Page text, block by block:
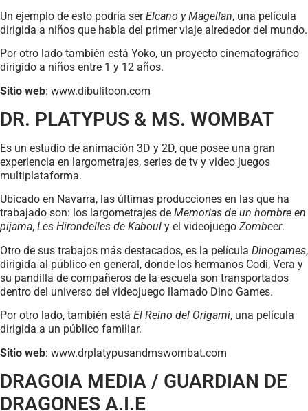
Un ejemplo de esto podría serElcano y Magellan, una película
dirigida a niños que habla del primer viaje alrededor del mundo.
Por otro lado también está Yoko, un proyecto cinematográfico
dirigido a niños entre 1 y 12 años.
Sitio web: www.dibulitoon.com
DR. PLATYPUS & MS. WOMBAT
Es un estudio de animación 3D y 2D, que posee una gran
experiencia en largometrajes, series de tv y video juegos
multiplataforma.
Ubicado en Navarra, las últimas producciones en las que ha
trabajado son: los largometrajes de Memorias de un hombre en
pijama, Les Hirondelles de Kaboul y el videojuego Zombeer.
Otro de sus trabajos más destacados, es la película Dinogames,
dirigida al público en general, donde los hermanos Codi, Vera y
su pandilla de compañeros de la escuela son transportados
dentro del universo del videojuego llamado Dino Games.
Por otro lado, también está El Reino del Origami, una película
dirigida a un público familiar.
Sitio web: www.drplatypusandmswombat.com
DRAGOIA MEDIA / GUARDIAN DE
DRAGONES A.I.E